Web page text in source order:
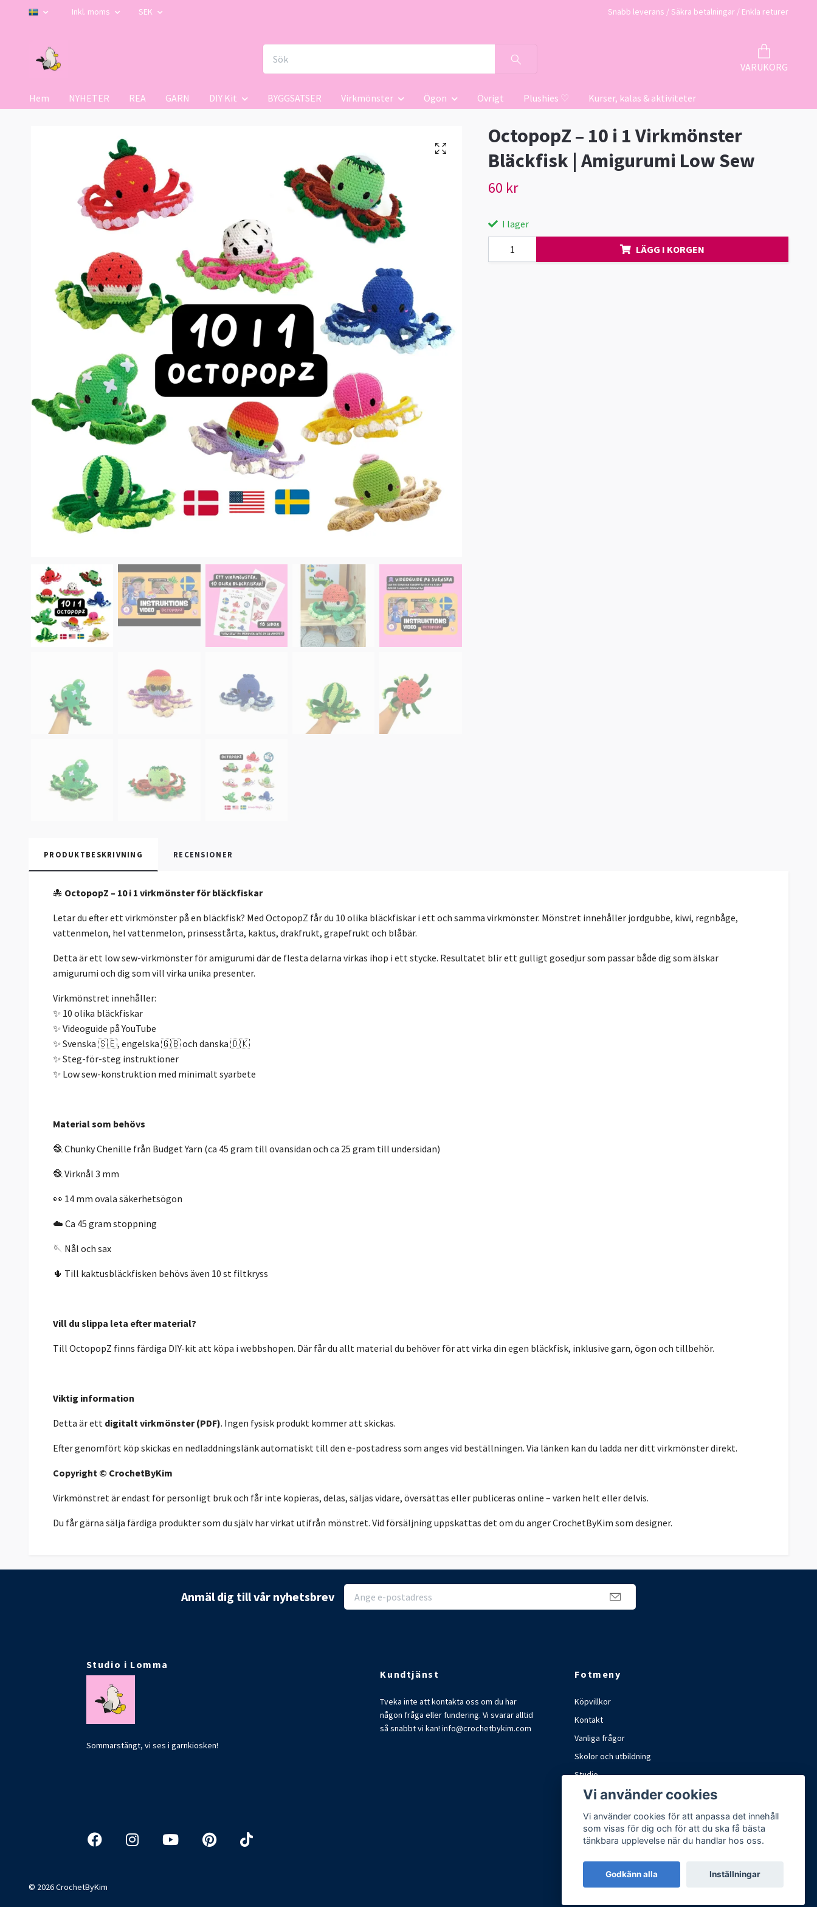
Inkl. moms SEK Snabb leverans / Säkra betalningar / Enkla returer
VARUKORG
Hem NYHETER REA GARN DIY Kit BYGGSATSER Virkmönster Ögon Övrigt Plushies ♡ Kurser, kalas & aktiviteter
OctopopZ – 10 i 1 Virkmönster
Bläckfisk | Amigurumi Low Sew
60 kr
I lager
LÄGG I KORGEN
PRODUKTBESKRIVNING RECENSIONER
🐙 OctopopZ – 10 i 1 virkmönster för bläckfiskar
Letar du efter ett virkmönster på en bläckfisk? Med OctopopZ får du 10 olika bläckfiskar i ett och samma virkmönster. Mönstret innehåller jordgubbe, kiwi, regnbåge,
vattenmelon, hel vattenmelon, prinsesstårta, kaktus, drakfrukt, grapefrukt och blåbär.
Detta är ett low sew-virkmönster för amigurumi där de flesta delarna virkas ihop i ett stycke. Resultatet blir ett gulligt gosedjur som passar både dig som älskar
amigurumi och dig som vill virka unika presenter.
Virkmönstret innehåller:
✨ 10 olika bläckfiskar
✨ Videoguide på YouTube
✨ Svenska 🇸🇪, engelska 🇬🇧 och danska 🇩🇰
✨ Steg-för-steg instruktioner
✨ Low sew-konstruktion med minimalt syarbete
Material som behövs
🧶 Chunky Chenille från Budget Yarn (ca 45 gram till ovansidan och ca 25 gram till undersidan)
🧶 Virknål 3 mm
👀 14 mm ovala säkerhetsögon
☁️ Ca 45 gram stoppning
🪡 Nål och sax
🌵 Till kaktusbläckfisken behövs även 10 st filtkryss
Vill du slippa leta efter material?
Till OctopopZ finns färdiga DIY-kit att köpa i webbshopen. Där får du allt material du behöver för att virka din egen bläckfisk, inklusive garn, ögon och tillbehör.
Viktig information
Detta är ett digitalt virkmönster (PDF). Ingen fysisk produkt kommer att skickas.
Efter genomfört köp skickas en nedladdningslänk automatiskt till den e-postadress som anges vid beställningen. Via länken kan du ladda ner ditt virkmönster direkt.
Copyright © CrochetByKim
Virkmönstret är endast för personligt bruk och får inte kopieras, delas, säljas vidare, översättas eller publiceras online – varken helt eller delvis.
Du får gärna sälja färdiga produkter som du själv har virkat utifrån mönstret. Vid försäljning uppskattas det om du anger CrochetByKim som designer.
Anmäl dig till vår nyhetsbrev
Studio i Lomma
Sommarstängt, vi ses i garnkiosken!
Kundtjänst
Tveka inte att kontakta oss om du har
någon fråga eller fundering. Vi svarar alltid
så snabbt vi kan!info@crochetbykim.com
Fotmeny
Köpvillkor
Kontakt
Vanliga frågor
Skolor och utbildning
Studio
Marknader och mässor
© 2026 CrochetByKim
Vi använder cookies
Vi använder cookies för att anpassa det innehåll
som visas för dig och för att du ska få bästa
tänkbara upplevelse när du handlar hos oss.
Godkänn alla Inställningar